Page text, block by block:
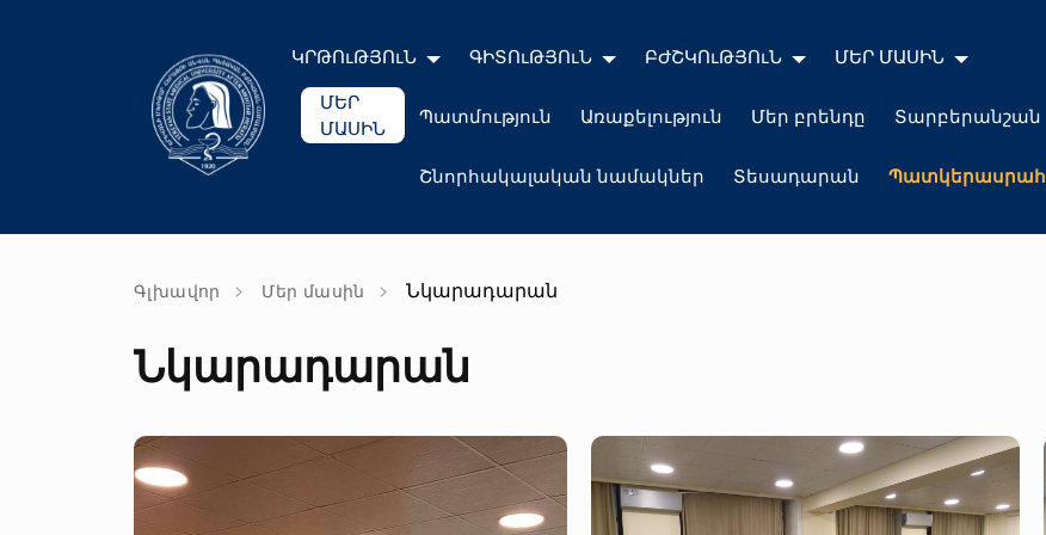
ԿՐԹՈւԹՅՈւՆ ԳԻՏՈւԹՅՈւՆ ԲԺՇԿՈւԹՅՈւՆ ՄԵՐ ՄԱՍԻՆ
ՄԵՐ
ՄԱՍԻՆ
Պատմություն Առաքելություն Մեր բրենդը Տարբերանշան
Շնորհակալական նամակներ Տեսադարան Պատկերասրահ
Գլխավոր Մեր մասին Նկարադարան
Նկարադարան